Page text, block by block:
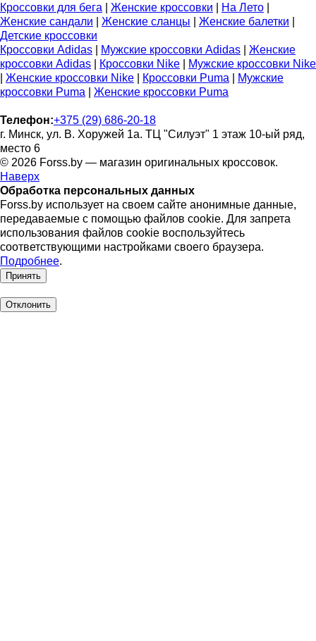
Кроссовки для бега
Женские кроссовки На Лето
Женские сандали
Женские сланцы Женские балетки
Детские кроссовки
Кроссовки Adidas
Мужские кроссовки Adidas
Женские
кроссовки Adidas
Кроссовки Nike
Мужские кроссовки Nike
Женские кроссовки Nike Кроссовки Puma
Мужские
кроссовки Puma
Женские кроссовки Puma
Телефон:+375 (29) 686-20-18
г. Минск, ул. В. Хоружей 1а. ТЦ "Силуэт" 1 этаж 10-ый ряд,
место 6
© 2026 Forss.by — магазин оригинальных кроссовок.
Наверх
Обработка персональных данных
Forss.by использует на своем сайте анонимные данные,
передаваемые с помощью файлов cookie. Для запрета
использования файлов cookie воспользуйтесь
соответствующими настройками своего браузера.
Подробнее.
Принять
Отклонить